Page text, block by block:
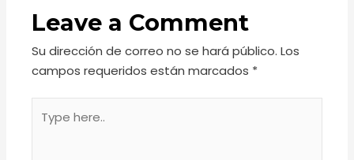
Leave a Comment
Su dirección de correo no se hará público. Los
campos requeridos están marcados *
here..